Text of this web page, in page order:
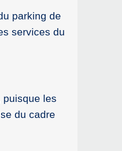
parking de
services du
puisque les
du cadre